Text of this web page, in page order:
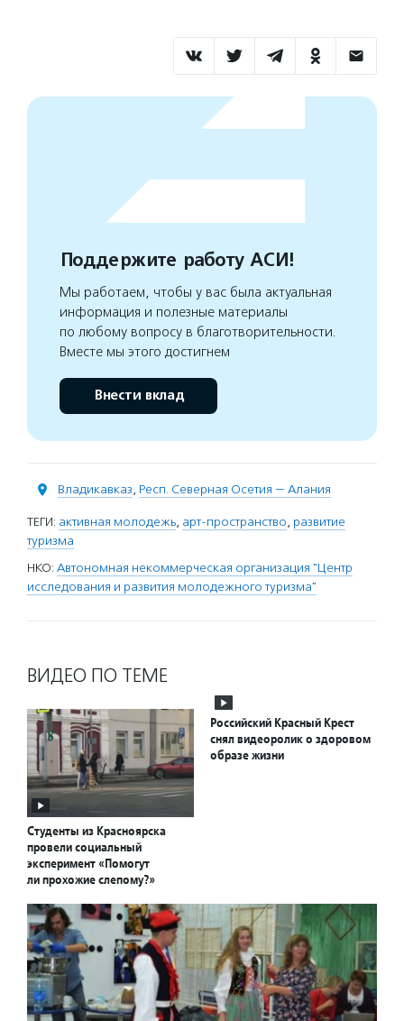
Поддержите работу АСИ!
Мы работаем, чтобы у вас была актуальная
информация и полезные материалы
по любому вопросу в благотворительности.
Вместе мы этого достигнем
Внести вклад
Владикавказ, Респ. Северная Осетия — Алания
ТЕГИ: активная молодежь, арт-пространство, развитие
туризма
НКО: Автономная некоммерческая организация "Центр
исследования и развития молодежного туризма"
ВИДЕО ПО ТЕМЕ
Студенты из Красноярска
провели социальный
эксперимент «Помогут
ли прохожие слепому?»
Российский Красный Крест
снял видеоролик о здоровом
образе жизни